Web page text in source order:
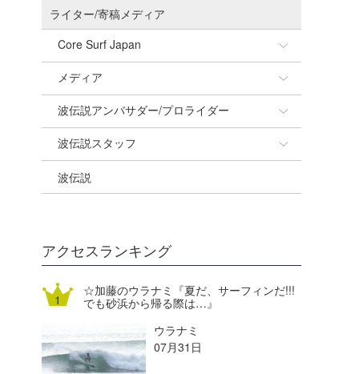
ライター/寄稿メディア
Core Surf Japan
Naoya Kimoto
mitsuteru Kamio
Yasunari Inoue
Yoshiyuki Obata
DELTA FORCE SURF
熊谷素子
メディア
SURFMEDIA
Colors MAGAZINE
WAVAL
波伝説アンバサダー/プロライダー
福島寿実子
中浦“JET”章
進士剛光
植村未来
NOBUFUKU
波伝説スタッフ
☆加藤
Aichan
ECE
G◎Da
波伝説
アクセスランキング
☆加藤のウラナミ『夏だ、サーフィンだ!!!
でも砂浜から帰る際は…』
ウラナミ
07月31日